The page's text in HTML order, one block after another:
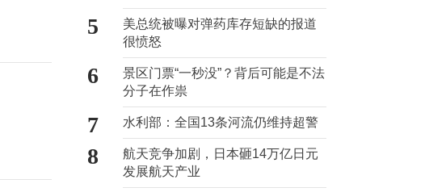
5
美总统被曝对弹药库存短缺的报道
很愤怒
6
景区门票“一秒没”？背后可能是不法
分子在作祟
7 水利部：全国13条河流仍维持超警
8
航天竞争加剧，日本砸14万亿日元
发展航天产业